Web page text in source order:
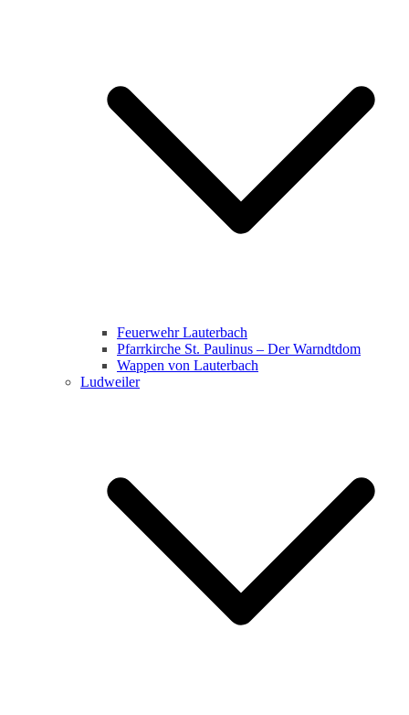
Feuerwehr Lauterbach
Pfarrkirche St. Paulinus – Der Warndtdom
Wappen von Lauterbach
Ludweiler